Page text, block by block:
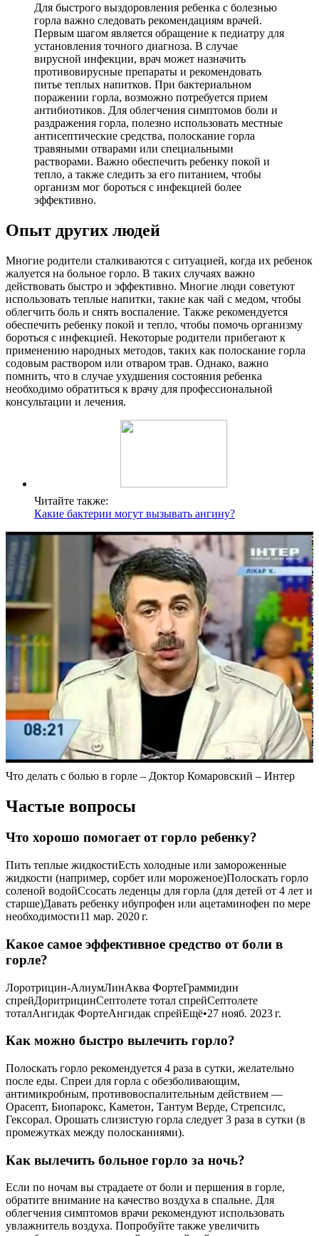
Для быстрого выздоровления ребенка с болезнью
горла важно следовать рекомендациям врачей.
Первым шагом является обращение к педиатру для
установления точного диагноза. В случае
вирусной инфекции, врач может назначить
противовирусные препараты и рекомендовать
питье теплых напитков. При бактериальном
поражении горла, возможно потребуется прием
антибиотиков. Для облегчения симптомов боли и
раздражения горла, полезно использовать местные
антисептические средства, полоскание горла
травяными отварами или специальными
растворами. Важно обеспечить ребенку покой и
тепло, а также следить за его питанием, чтобы
организм мог бороться с инфекцией более
эффективно.
Опыт других людей
Многие родители сталкиваются с ситуацией, когда их ребенок
жалуется на больное горло. В таких случаях важно
действовать быстро и эффективно. Многие люди советуют
использовать теплые напитки, такие как чай с медом, чтобы
облегчить боль и снять воспаление. Также рекомендуется
обеспечить ребенку покой и тепло, чтобы помочь организму
бороться с инфекцией. Некоторые родители прибегают к
применению народных методов, таких как полоскание горла
содовым раствором или отваром трав. Однако, важно
помнить, что в случае ухудшения состояния ребенка
необходимо обратиться к врачу для профессиональной
консультации и лечения.
Читайте также:
Какие бактерии могут вызывать ангину?
Что делать с болью в горле – Доктор Комаровский – Интер
Частые вопросы
Что хорошо помогает от горло ребенку?
Пить теплые жидкостиЕсть холодные или замороженные
жидкости (например, сорбет или мороженое)Полоскать горло
соленой водойСсосать леденцы для горла (для детей от 4 лет и
старше)Давать ребенку ибупрофен или ацетаминофен по мере
необходимости11 мар. 2020 г.
Какое самое эффективное средство от боли в
горле?
Лоротрицин-АлиумЛинАква ФортеГраммидин
спрейДоритрицинСептолете тотал спрейСептолете
тоталАнгидак ФортеАнгидак спрейЕщё•27 нояб. 2023 г.
Как можно быстро вылечить горло?
Полоскать горло рекомендуется 4 раза в сутки, желательно
после еды. Спреи для горла с обезболивающим,
антимикробным, противовоспалительным действием —
Орасепт, Биопарокс, Каметон, Тантум Верде, Стрепсилс,
Гексорал. Орошать слизистую горла следует 3 раза в сутки (в
промежутках между полосканиями).
Как вылечить больное горло за ночь?
Если по ночам вы страдаете от боли и першения в горле,
обратите внимание на качество воздуха в спальне. Для
облегчения симптомов врачи рекомендуют использовать
увлажнитель воздуха. Попробуйте также увеличить